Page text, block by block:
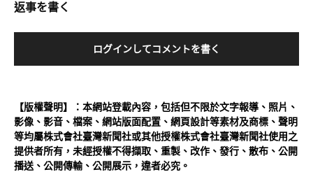
返事を書く
ログインしてコメントを書く
【版權聲明】：本網站登載內容，包括但不限於文字報導、照片、
影像、影音、檔案、網站版面配置、網頁設計等素材及商標、聲明
等均屬株式會社臺灣新聞社或其他授權株式會社臺灣新聞社使用之
提供者所有，未經授權不得擷取、重製、改作、發行、散布、公開
播送、公開傳輸、公開展示，違者必究。